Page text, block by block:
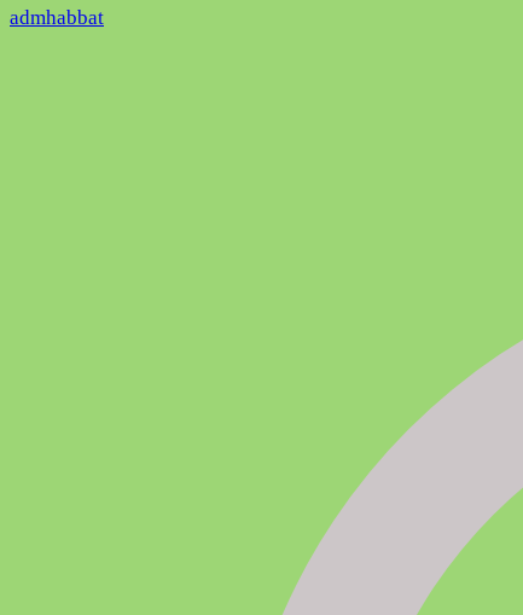
admhabbat